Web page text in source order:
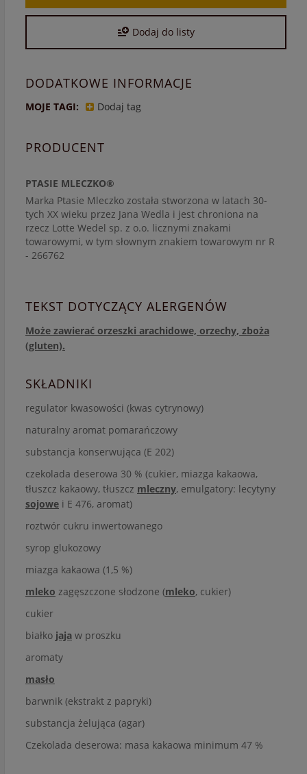
Dodaj do listy
DODATKOWE INFORMACJE
MOJE TAGI: Dodaj tag
PRODUCENT
PTASIE MLECZKO®
Marka Ptasie Mleczko została stworzona w latach 30-
tych XX wieku przez Jana Wedla i jest chroniona na
rzecz Lotte Wedel sp. z o.o. licznymi znakami
towarowymi, w tym słownym znakiem towarowym nr R
- 266762
TEKST DOTYCZĄCY ALERGENÓW
Może zawierać orzeszki arachidowe, orzechy, zboża
(gluten).
SKŁADNIKI
regulator kwasowości (kwas cytrynowy)
naturalny aromat pomarańczowy
substancja konserwująca (E 202)
czekolada deserowa 30 % (cukier, miazga kakaowa,
tłuszcz kakaowy, tłuszcz mleczny, emulgatory: lecytyny
sojowe i E 476, aromat)
roztwór cukru inwertowanego
syrop glukozowy
miazga kakaowa (1,5 %)
mleko zagęszczone słodzone (mleko, cukier)
cukier
białko jaja w proszku
aromaty
masło
barwnik (ekstrakt z papryki)
substancja żelująca (agar)
Czekolada deserowa: masa kakaowa minimum 47 %